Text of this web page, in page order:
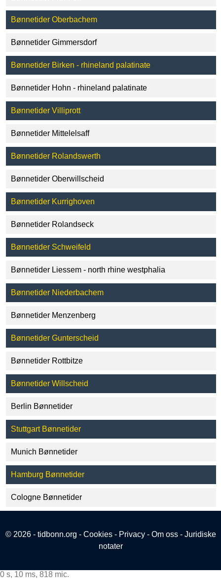
Bønnetider Oberbachem
Bønnetider Gimmersdorf
Bønnetider Birken - rhineland palatinate
Bønnetider Hohn - rhineland palatinate
Bønnetider Villiprott
Bønnetider Mittelelsaff
Bønnetider Rolandswerth
Bønnetider Oberwillscheid
Bønnetider Kurrighoven
Bønnetider Rolandseck
Bønnetider Schweifeld
Bønnetider Liessem - north rhine westphalia
Bønnetider Niederbachem
Bønnetider Menzenberg
Bønnetider Gunterscheid
Bønnetider Rottbitze
Bønnetider Willscheid
Berlin Bønnetider
Stuttgart Bønnetider
Munich Bønnetider
Hamburg Bønnetider
Cologne Bønnetider
© 2026 - tidbonn.org - Cookies- Privacy- Om oss- Juridiske
notater
0 s, 10 ms, 818 mic.